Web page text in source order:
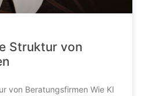
Struktur von
von Beratungsfirmen Wie KI